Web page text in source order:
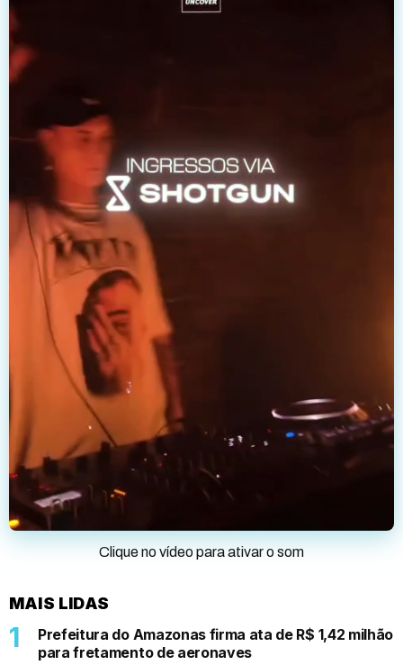
Clique no vídeo para ativar o som
MAIS LIDAS
Prefeitura do Amazonas firma ata de R$ 1,42 milhão
para fretamento de aeronaves